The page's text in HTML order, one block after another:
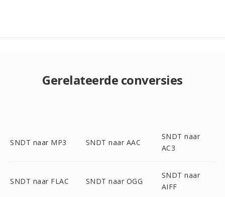
Gerelateerde conversies
SNDT naar MP3 SNDT naar AAC
SNDT naar
AC3
SNDT naar FLAC SNDT naar OGG
SNDT naar
AIFF